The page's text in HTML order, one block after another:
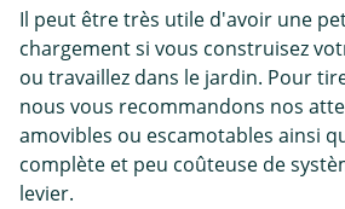
Il peut être très utile d'avoir une
chargement si vous construisez
ou travaillez dans le jardin. Pour
nous vous recommandons nos
amovibles ou escamotables ainsi
complète et peu coûteuse de
levier.